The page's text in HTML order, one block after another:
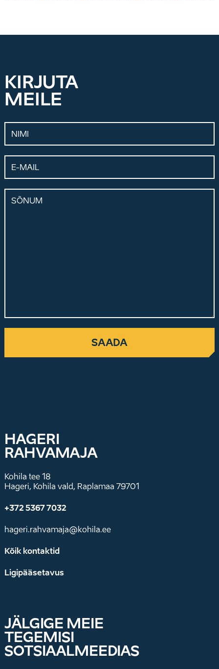
HAGERI
RAHVAMAJA
Kohila tee 18
Hageri, Kohila vald, Raplamaa 79701
+372 5367 7032
hageri.rahvamaja@kohila.ee
Kõik kontaktid
Ligipääsetavus
JÄLGIGE MEIE
TEGEMISI
SOTSIAALMEEDIAS
KIRJUTA
MEILE